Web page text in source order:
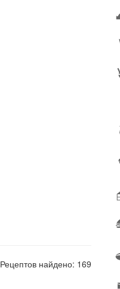
Рецептов найдено: 169